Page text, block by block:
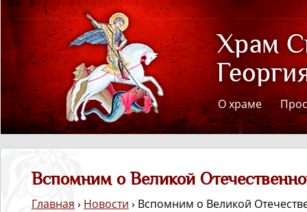
О храме
Вспомним о Великой
Главная › Новости › Вспомним о Великой